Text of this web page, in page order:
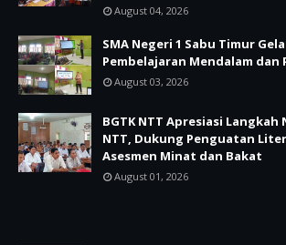
August 04, 2026
SMA Negeri 1 Sabu Timur
Pembelajaran Mendalam dan
August 03, 2026
BGTK NTT Apresiasi Langkah
NTT, Dukung Penguatan
Asesmen Minat dan Bakat
August 01, 2026